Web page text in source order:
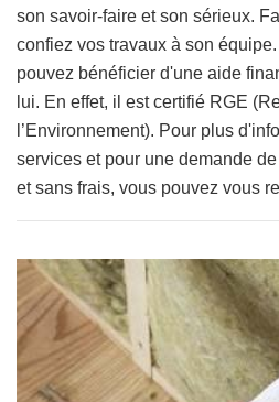
son savoir-faire et son sérieux.
confiez vos travaux à son
pouvez bénéficier d'une aide
lui. En effet, il est certifié RGE
l’Environnement). Pour plus
services et pour une demande
et sans frais, vous pouvez vous